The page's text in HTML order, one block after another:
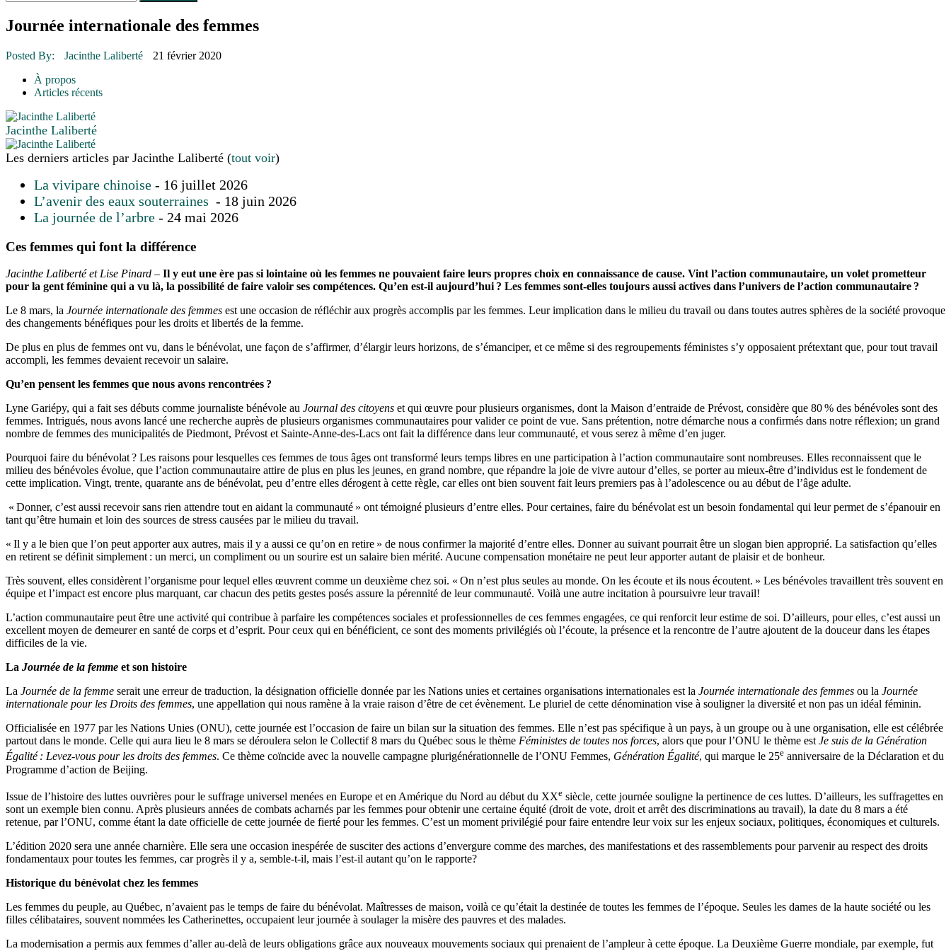
30 juin 2015
Fantaisie et créativité en mode jeunesse
16 juillet 2026 | Une Saint-Jean rassembleuse
16 juillet 2026
POLITIQUE
16 juillet 2026
16 juillet 2026
Journée internationale des femmes
Posted By: Jacinthe Laliberté
21 février 2020
À propos
Articles récents
Jacinthe Laliberté
Les derniers articles par Jacinthe Laliberté (tout voir)
La vivipare chinoise - 16 juillet 2026
L’avenir des eaux souterraines - 18 juin 2026
La journée de l’arbre - 24 mai 2026
Ces femmes qui font la différence
Jacinthe Laliberté et Lise Pinard – Il y eut une ère pas si lointaine où les femmes ne pouvaient faire leurs propres choix en connaissance de cause. Vint l’action communautaire, un volet prometteur
pour la gent féminine qui a vu là, la possibilité de faire valoir ses compétences. Qu’en est-il aujourd’hui ? Les femmes sont-elles toujours aussi actives dans l’univers de l’action communautaire ?
Le 8 mars, la Journée internationale des femmes est une occasion de réfléchir aux progrès accomplis par les femmes. Leur implication dans le milieu du travail ou dans toutes autres sphères de la société provoque
des changements bénéfiques pour les droits et libertés de la femme.
De plus en plus de femmes ont vu, dans le bénévolat, une façon de s’affirmer, d’élargir leurs horizons, de s’émanciper, et ce même si des regroupements féministes s’y opposaient prétextant que, pour tout travail
accompli, les femmes devaient recevoir un salaire.
Qu’en pensent les femmes que nous avons rencontrées ?
Lyne Gariépy, qui a fait ses débuts comme journaliste bénévole au Journal des citoyens et qui œuvre pour plusieurs organismes, dont la Maison d’entraide de Prévost, considère que 80 % des bénévoles sont des
femmes. Intrigués, nous avons lancé une recherche auprès de plusieurs organismes communautaires pour valider ce point de vue. Sans prétention, notre démarche nous a confirmés dans notre réflexion; un grand
nombre de femmes des municipalités de Piedmont, Prévost et Sainte-Anne-des-Lacs ont fait la différence dans leur communauté, et vous serez à même d’en juger.
Pourquoi faire du bénévolat ? Les raisons pour lesquelles ces femmes de tous âges ont transformé leurs temps libres en une participation à l’action communautaire sont nombreuses. Elles reconnaissent que le
milieu des bénévoles évolue, que l’action communautaire attire de plus en plus les jeunes, en grand nombre, que répandre la joie de vivre autour d’elles, se porter au mieux-être d’individus est le fondement de
cette implication. Vingt, trente, quarante ans de bénévolat, peu d’entre elles dérogent à cette règle, car elles ont bien souvent fait leurs premiers pas à l’adolescence ou au début de l’âge adulte.
« Donner, c’est aussi recevoir sans rien attendre tout en aidant la communauté » ont témoigné plusieurs d’entre elles. Pour certaines, faire du bénévolat est un besoin fondamental qui leur permet de s’épanouir en
tant qu’être humain et loin des sources de stress causées par le milieu du travail.
« Il y a le bien que l’on peut apporter aux autres, mais il y a aussi ce qu’on en retire » de nous confirmer la majorité d’entre elles. Donner au suivant pourrait être un slogan bien approprié. La satisfaction qu’elles
en retirent se définit simplement : un merci, un compliment ou un sourire est un salaire bien mérité. Aucune compensation monétaire ne peut leur apporter autant de plaisir et de bonheur.
Très souvent, elles considèrent l’organisme pour lequel elles œuvrent comme un deuxième chez soi. « On n’est plus seules au monde. On les écoute et ils nous écoutent. » Les bénévoles travaillent très souvent en
équipe et l’impact est encore plus marquant, car chacun des petits gestes posés assure la pérennité de leur communauté. Voilà une autre incitation à poursuivre leur travail!
L’action communautaire peut être une activité qui contribue à parfaire les compétences sociales et professionnelles de ces femmes engagées, ce qui renforcit leur estime de soi. D’ailleurs, pour elles, c’est aussi un
excellent moyen de demeurer en santé de corps et d’esprit. Pour ceux qui en bénéficient, ce sont des moments privilégiés où l’écoute, la présence et la rencontre de l’autre ajoutent de la douceur dans les étapes
difficiles de la vie.
La Journée de la femme et son histoire
La Journée de la femme serait une erreur de traduction, la désignation officielle donnée par les Nations unies et certaines organisations internationales est la Journée internationale des femmes ou la Journée
internationale pour les Droits des femmes, une appellation qui nous ramène à la vraie raison d’être de cet évènement. Le pluriel de cette dénomination vise à souligner la diversité et non pas un idéal féminin.
Officialisée en 1977 par les Nations Unies (ONU), cette journée est l’occasion de faire un bilan sur la situation des femmes. Elle n’est pas spécifique à un pays, à un groupe ou à une organisation, elle est célébrée
partout dans le monde. Celle qui aura lieu le 8 mars se déroulera selon le Collectif 8 mars du Québec sous le thème Féministes de toutes nos forces, alors que pour l’ONU le thème est Je suis de la Génération
Égalité : Levez-vous pour les droits des femmes. Ce thème coïncide avec la nouvelle campagne plurigénérationnelle de l’ONU Femmes, Génération Égalité, qui marque le 25e anniversaire de la Déclaration et du
Programme d’action de Beijing.
Issue de l’histoire des luttes ouvrières pour le suffrage universel menées en Europe et en Amérique du Nord au début du XXe siècle, cette journée souligne la pertinence de ces luttes. D’ailleurs, les suffragettes en
sont un exemple bien connu. Après plusieurs années de combats acharnés par les femmes pour obtenir une certaine équité (droit de vote, droit et arrêt des discriminations au travail), la date du 8 mars a été
retenue, par l’ONU, comme étant la date officielle de cette journée de fierté pour les femmes. C’est un moment privilégié pour faire entendre leur voix sur les enjeux sociaux, politiques, économiques et culturels.
L’édition 2020 sera une année charnière. Elle sera une occasion inespérée de susciter des actions d’envergure comme des marches, des manifestations et des rassemblements pour parvenir au respect des droits
fondamentaux pour toutes les femmes, car progrès il y a, semble-t-il, mais l’est-il autant qu’on le rapporte?
Historique du bénévolat chez les femmes
Les femmes du peuple, au Québec, n’avaient pas le temps de faire du bénévolat. Maîtresses de maison, voilà ce qu’était la destinée de toutes les femmes de l’époque. Seules les dames de la haute société ou les
filles célibataires, souvent nommées les Catherinettes, occupaient leur journée à soulager la misère des pauvres et des malades.
La modernisation a permis aux femmes d’aller au-delà de leurs obligations grâce aux nouveaux mouvements sociaux qui prenaient de l’ampleur à cette époque. La Deuxième Guerre mondiale, par exemple, fut